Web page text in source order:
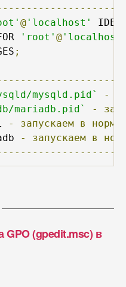
@ 'localhost'
'root' @
;
mysqld.pid` -
mariadb.pid` -
- запускаем в
- запускаем в
GPO (gpedit.msc) в